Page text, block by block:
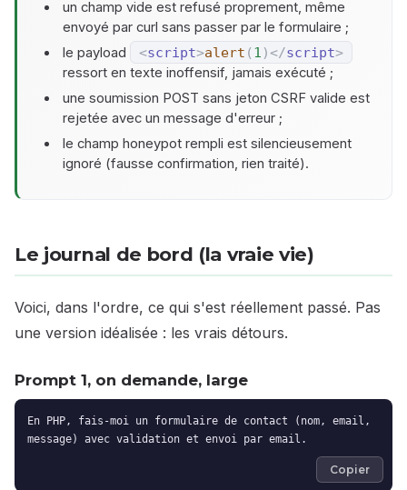
un champ vide est refusé proprement, même
envoyé par curl sans passer par le formulaire ;
le payload
<script>alert ( 1 )</script>
ressort en texte inoffensif, jamais exécuté ;
une soumission POST sans jeton CSRF valide est
rejetée avec un message d'erreur ;
le champ honeypot rempli est silencieusement
ignoré (fausse confirmation, rien traité).
Le journal de bord (la vraie vie)
Voici, dans l'ordre, ce qui s'est réellement passé. Pas
une version idéalisée : les vrais détours.
Prompt 1, on demande, large
En PHP, fais-moi un formulaire de contact (nom, email,
message) avec validation et envoi par email.
Copier